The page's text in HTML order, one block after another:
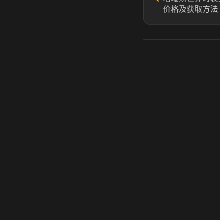
价格及获取方法